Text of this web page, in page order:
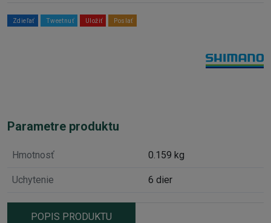
Zdieľať Tweetnuť Uložiť Poslať
Parametre produktu
Hmotnosť 0.159 kg
Uchytenie 6 dier
POPIS PRODUKTU